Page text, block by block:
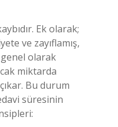
Ek olarak;
ve zayıflamış,
genel olarak
miktarda
Bu durum
süresinin